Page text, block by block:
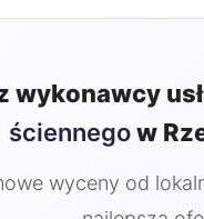
wykonawcy
ściennegow
wyceny od